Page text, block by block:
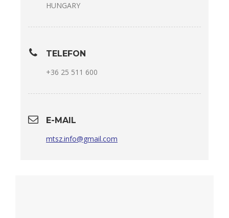
HUNGARY
TELEFON
+36 25 511 600
E-MAIL
mtsz.info@gmail.com